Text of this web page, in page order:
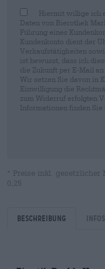
Hiermit willige ich
Daten von Bierothek
Führung eines
Kundenkonto dient der
Verkaufstätigkeiten
ist bewusst, dass ich
die Zukunft per E-Mail
Wir setzen Sie davon in
Einwilligung die
zum Widerruf erfolgten
Informationen finden Sie
* Preise inkl. gesetzlicher
0,25
Beschreibung Infos